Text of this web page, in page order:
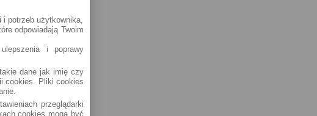
i potrzeb użytkownika,
odpowiadają Twoim
i poprawy
dane jak imię czy
cookies. Pliki cookies
przeglądarki
cookies mogą być